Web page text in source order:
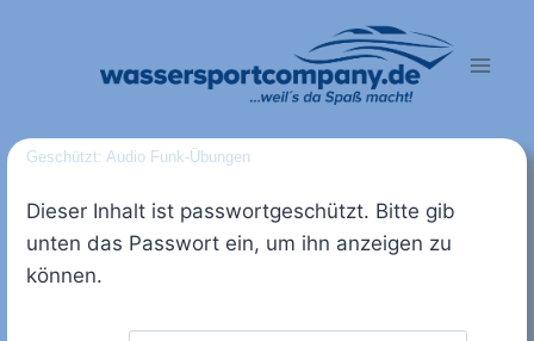
Geschützt: Audio Funk-Übungen
Dieser Inhalt ist passwortgeschützt. Bitte gib
unten das Passwort ein, um ihn anzeigen zu
können.